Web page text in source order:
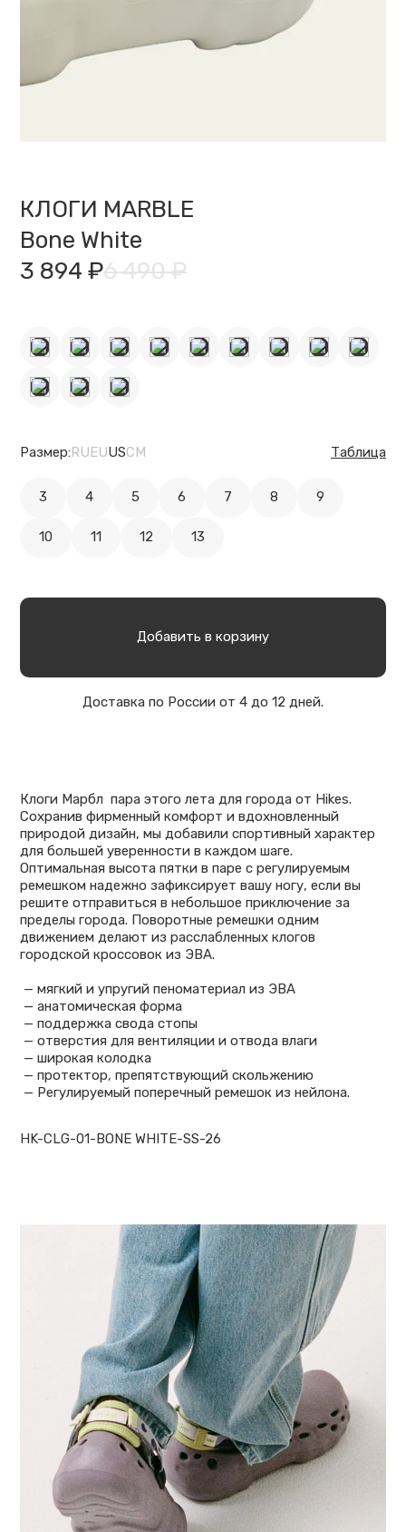
КЛОГИ MARBLE
Bone White
3 894 ₽6 490 ₽
Размер:RUEUUSCM Таблица
3 4 5 6 7 8 9
10 11 12 13
Добавить в корзину
Доставка по России от 4 до 12 дней.
Клоги Марбл пара этого лета для города от Hikes.
Сохранив фирменный комфорт и вдохновленный
природой дизайн, мы добавили спортивный характер
для большей уверенности в каждом шаге.
Оптимальная высота пятки в паре с регулируемым
ремешком надежно зафиксирует вашу ногу, если вы
решите отправиться в небольшое приключение за
пределы города. Поворотные ремешки одним
движением делают из расслабленных клогов
городской кроссовок из ЭВА.
— мягкий и упругий пеноматериал из ЭВА
— анатомическая форма
— поддержка свода стопы
— отверстия для вентиляции и отвода влаги
— широкая колодка
— протектор, препятствующий скольжению
— Регулируемый поперечный ремешок из нейлона.
HK-CLG-01-BONE WHITE-SS-26